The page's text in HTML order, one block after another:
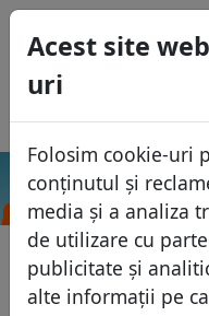
Acest site
uri
Folosim cookie-uri
conținutul și
media și a analiza
de utilizare cu
publicitate și
alte informații pe
Domenii
Baza
Domenii
Lista de preţuri
Caută
USD
EUR
GBP
Español
Français
Italiano
Eesti